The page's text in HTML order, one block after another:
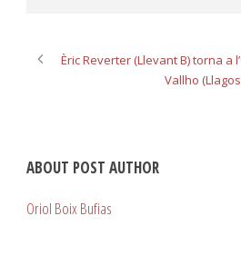
Èric Reverter (Llevant B) torna a
Vallho
ABOUT POST AUTHOR
Oriol Boix Bufias